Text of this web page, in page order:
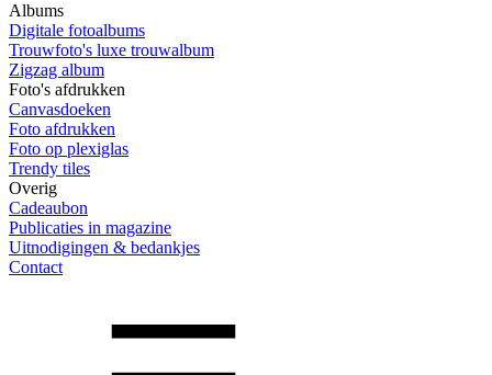
Albums
Digitale fotoalbums
Trouwfoto's luxe trouwalbum
Zigzag album
Foto's afdrukken
Canvasdoeken
Foto afdrukken
Foto op plexiglas
Trendy tiles
Overig
Cadeaubon
Publicaties in magazine
Uitnodigingen & bedankjes
Contact